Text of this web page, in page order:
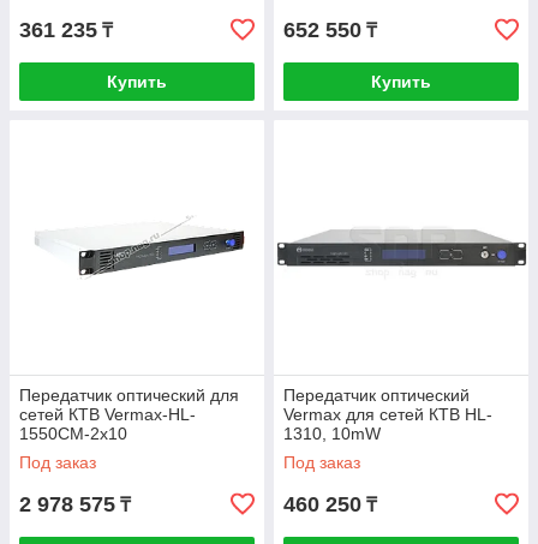
361 235 ₸
Купить
652 550 ₸
Купить
Передатчик оптический для
сетей КТВ Vermax-HL-
1550CM-2x10
Под заказ
2 978 575 ₸
Передатчик оптический
Vermax для сетей КТВ HL-
1310, 10mW
Под заказ
460 250 ₸